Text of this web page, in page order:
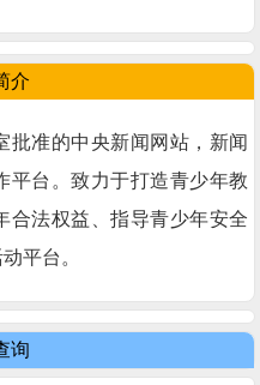
介
批准的中央新闻网站，新闻
平台。致力于打造青少年教
合法权益、指导青少年安全
平台。
询